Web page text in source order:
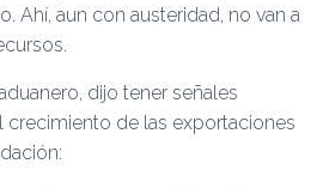
Ahí, aun con austeridad, no van a
dijo tener señales
crecimiento de las exportaciones